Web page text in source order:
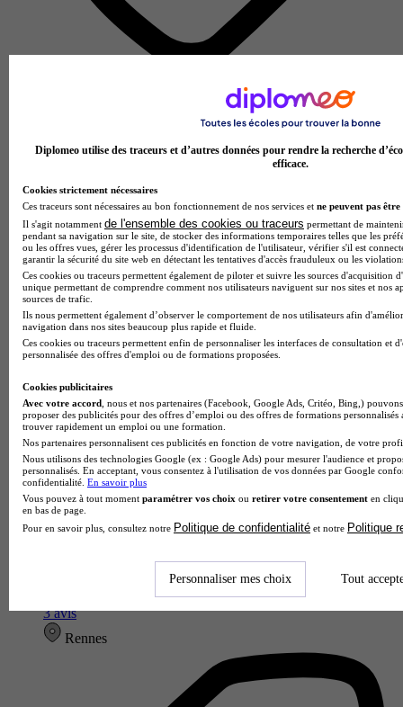
SUP DE VINCI - Rennes
3 avis
Rennes
Diplomeo utilise des traceurs et d’autres données pour rendre la recherche
efficace.
Cookies strictement nécessaires
Ces traceurs sont nécessaires au bon fonctionnement de nos services et ne peuvent pas être
Il s'agit notamment de l'ensemble des cookies ou traceurs permettant de
pendant sa navigation sur le site, de stocker des informations temporaires telles que les
ou les offres vues, gérer les processus d'identification de l'utilisateur, vérifier s'il est
garantir la sécurité du site web en détectant les tentatives d'accès frauduleux ou les
Ces cookies ou traceurs permettent également de piloter et suivre les sources d'acquisition
unique permettant de comprendre comment nos utilisateurs naviguent sur nos sites et nos
sources de trafic.
Ils nous permettent également d’observer le comportement de nos utilisateurs afin
navigation dans nos sites beaucoup plus rapide et fluide.
Ces cookies ou traceurs permettent enfin de personnaliser les interfaces de consultation et
personnalisée des offres d'emploi ou de formations proposées.
Cookies publicitaires
Avec votre accord , nous et nos partenaires (Facebook, Google Ads, Critéo, Bing,)
proposer des publicités pour des offres d’emploi ou des offres de formations
trouver rapidement un emploi ou une formation.
Nos partenaires personnalisent ces publicités en fonction de votre navigation, de votre
Nous utilisons des technologies Google (ex : Google Ads) pour mesurer l'audience et
personnalisés. En acceptant, vous consentez à l'utilisation de vos données par Google
confidentialité. En savoir plus
Vous pouvez à tout moment paramétrer vos choix ou retirer votre consentement en
en bas de page.
Pour en savoir plus, consultez notre Politique de confidentialité et notre Politique
Personnaliser mes choix Tout